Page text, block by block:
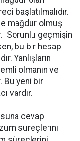
başlatılmalıdır.
mağdur olmuş
Sorunlu geçmişin
bu bir hesap
Yanlışların
olmanın ve
Bu yeni bir
vardır.
cevap
süreçlerini